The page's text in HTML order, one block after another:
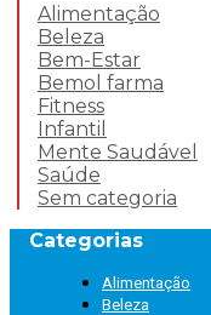
Alimentação
Beleza
Bem-Estar
Bemol farma
Fitness
Infantil
Mente Saudável
Saúde
Sem categoria
Categorias
Alimentação
Beleza